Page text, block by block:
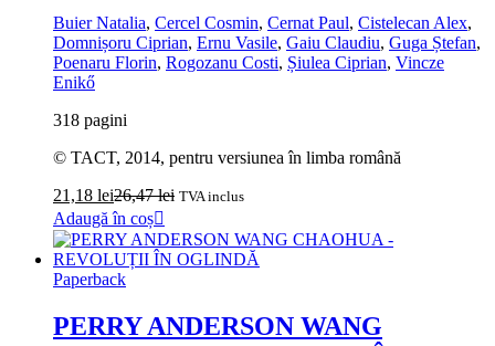
Buier Natalia, Cercel Cosmin, Cernat Paul, Cistelecan Alex,
Domnișoru Ciprian, Ernu Vasile, Gaiu Claudiu, Guga Ștefan,
Poenaru Florin, Rogozanu Costi, Șiulea Ciprian, Vincze
Enikő
318 pagini
© TACT, 2014, pentru versiunea în limba română
21,18 lei26,47lei TVA inclus
Adaugă în coș
Paperback
PERRY ANDERSON WANG